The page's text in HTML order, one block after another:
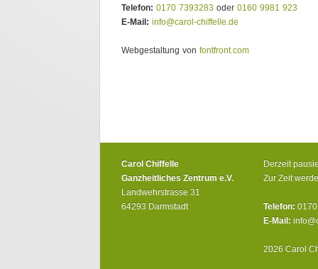
Telefon: 0170 7393283 oder 0160 9981 923
E-Mail: info@carol-chiffelle.de
Webgestaltung von fontfront.com
Carol Chiffelle
Ganzheitliches Zentrum e.V.
Landwehrstrasse 31
64293 Darmstadt
Derzeit
Zur Zeit
Telefon:
E-Mail:
2026 Carol